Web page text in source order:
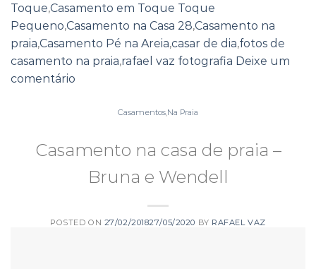
Toque,Casamento em Toque Toque
Pequeno,Casamento na Casa 28,Casamento na
praia,Casamento Pé na Areia,casar de dia,fotos de
casamento na praia,rafael vaz fotografia Deixe um
comentário
Casamentos Na Praia
Casamento na casa de praia –
Bruna e Wendell
POSTED ON 27/02/201827/05/2020 BY RAFAEL VAZ